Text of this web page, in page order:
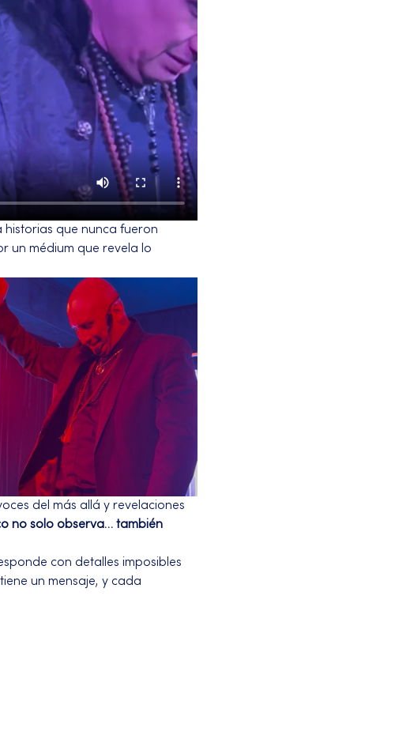
que nunca fueron
un médium que revela lo
del más allá y revelaciones
no solo observa… también
con detalles imposibles
un mensaje, y cada